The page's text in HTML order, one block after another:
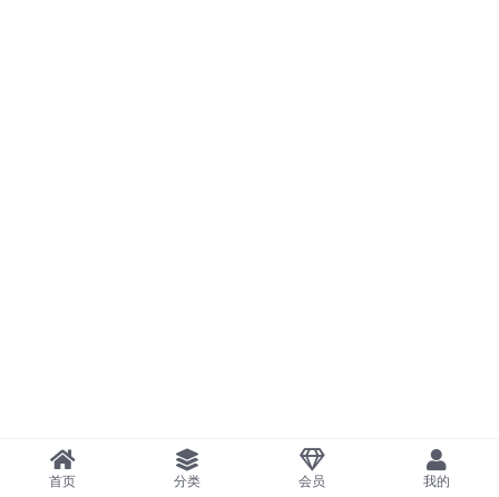
首页 分类 会员 我的